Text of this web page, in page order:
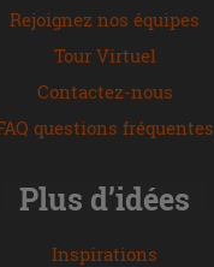
Rejoignez nos équipes
Tour Virtuel
Contactez-nous
questions fréquentes
Plus d’idées
Inspirations